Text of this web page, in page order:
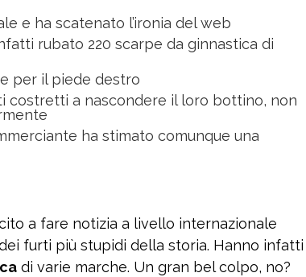
e ha scatenato l’ironia del web
rubato 220 scarpe da ginnastica di
per il piede destro
costretti a nascondere il loro bottino, non
ha stimato comunque una
a fare notizia a livello internazionale
furti più stupidi della storia. Hanno infatti
di varie marche. Un gran bel colpo, no?